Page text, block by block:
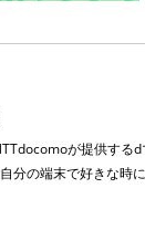
が提供する
分の端末で好きな時